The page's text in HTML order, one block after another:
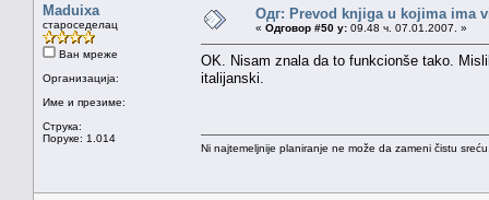
Maduixa
староседелац
Ван мреже
Организација:
Име и презиме:
Струка:
Поруке: 1.014
Одг: Prevod knjiga u kojima ima
« Одговор #50 у: 09.48 ч. 07.01.2007. »
OK. Nisam znala da to funkcionše tako.
italijanski.
Ni najtemeljnije planiranje ne može da zameni čistu